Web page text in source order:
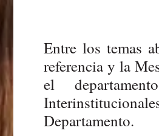
Entre los temas
referencia y la
el
Departamento.